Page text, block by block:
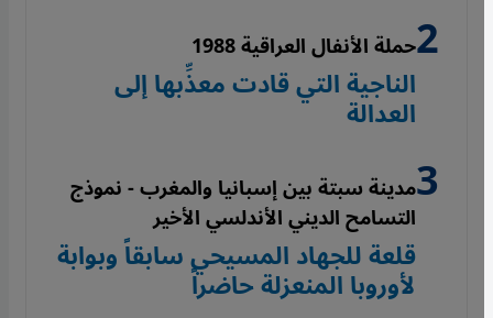
حملة الأنفال العراقية 1988
الناجية التي قادت معذِّبها إلى
العدالة
مدينة سبتة بين إسبانيا والمغرب - نموذج
التسامح الديني الأندلسي الأخير
قلعة للجهاد المسيحي سابقاً وبوابة
لأوروبا المنعزلة حاضراً